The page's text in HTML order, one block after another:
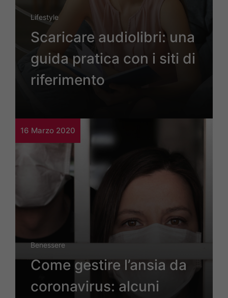
Lifestyle
Scaricare audiolibri: una
guida pratica con i siti di
riferimento
16 Marzo 2020
Benessere
Come gestire l’ansia da
coronavirus: alcuni